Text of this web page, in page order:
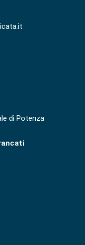
di Potenza